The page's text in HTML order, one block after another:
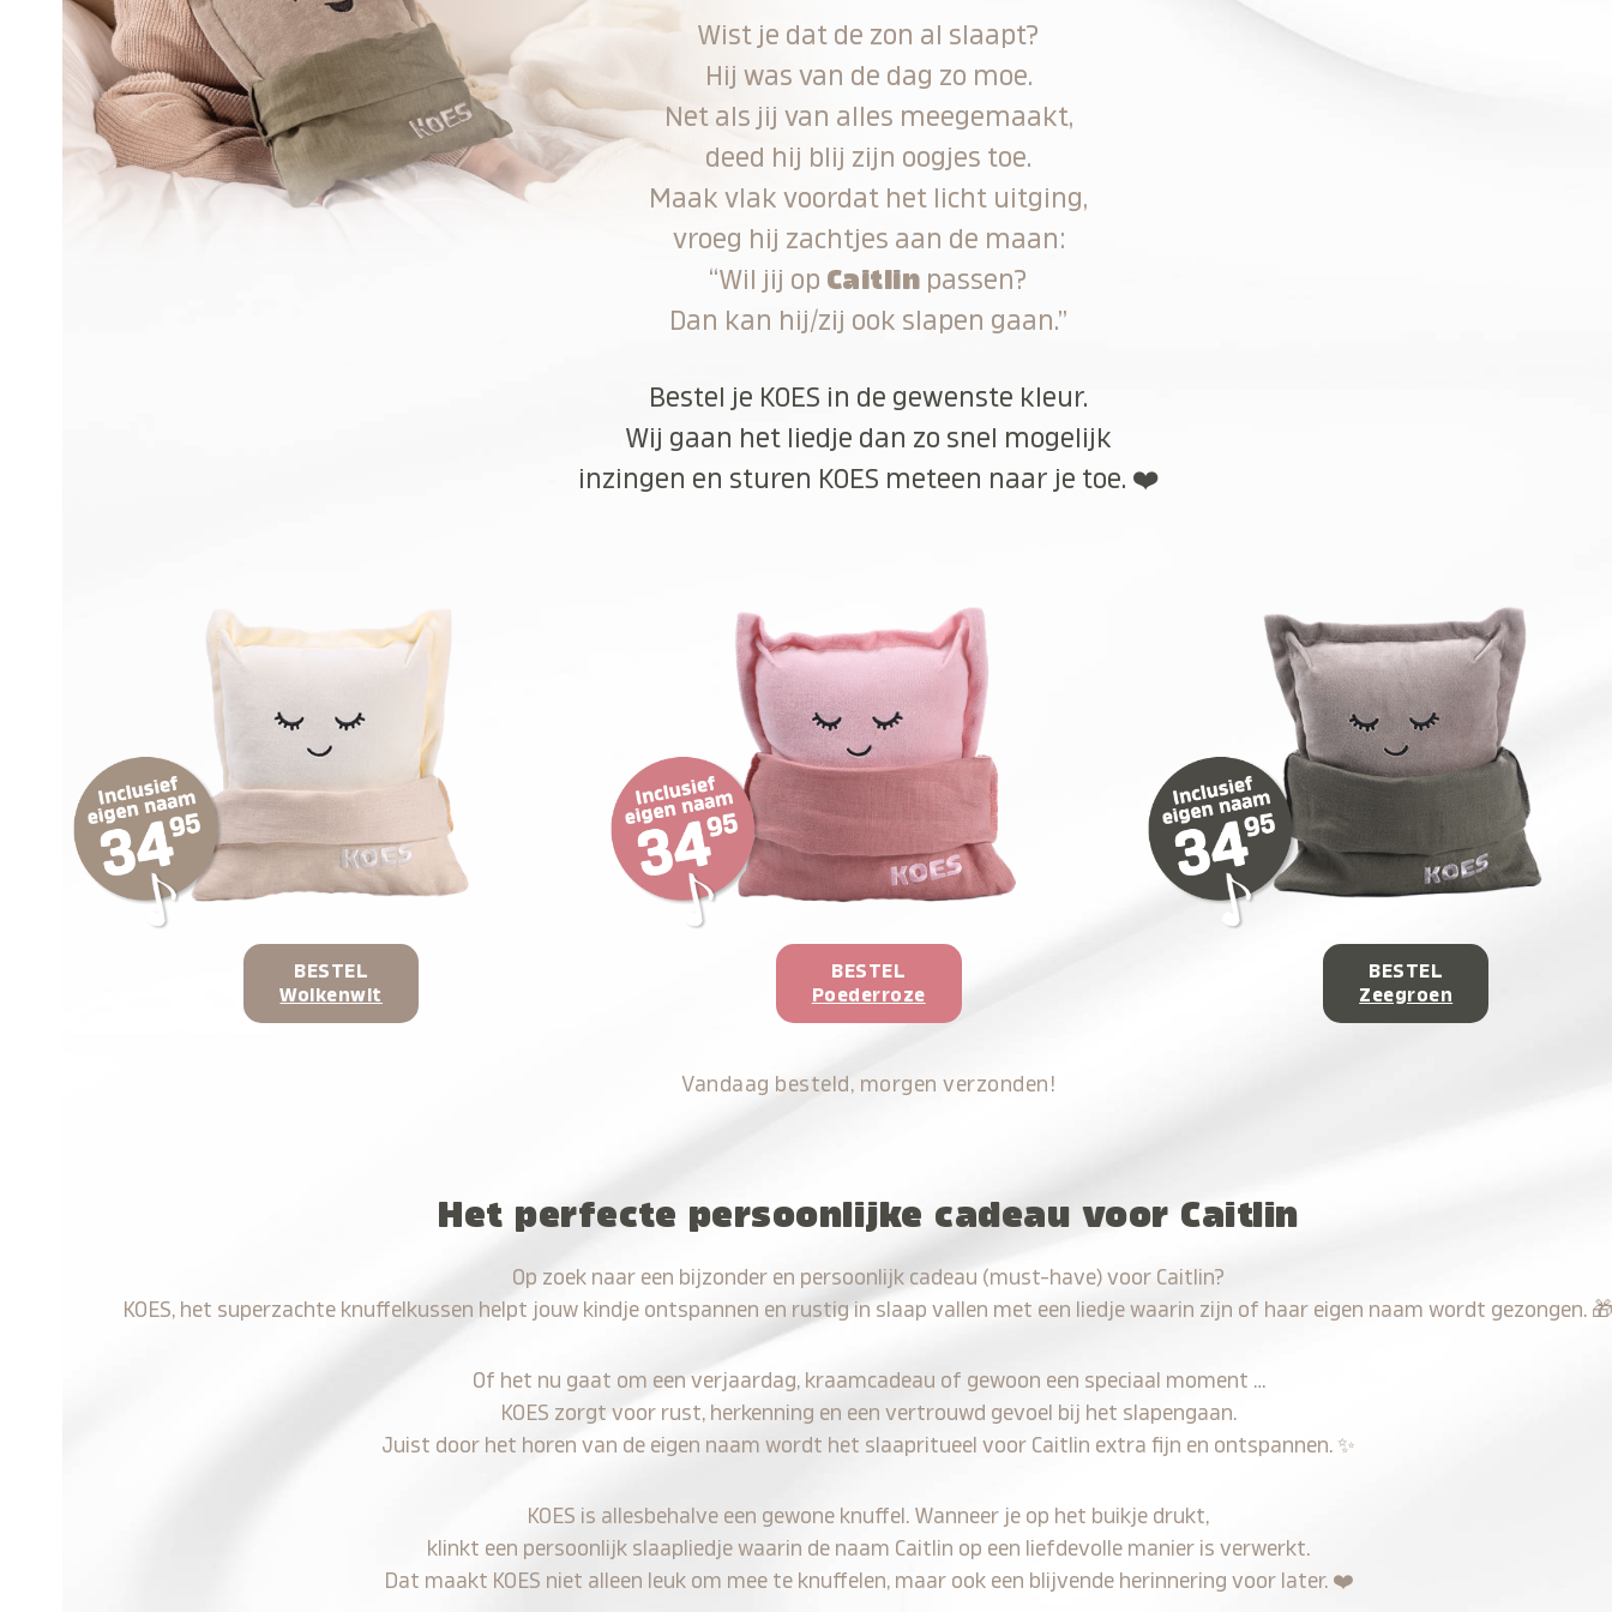
Wist je dat de zon al slaapt?
Hij was van de dag zo moe.
Net als jij van alles meegemaakt,
deed hij blij zijn oogjes toe.
Maak vlak voordat het licht uitging,
vroeg hij zachtjes aan de maan:
“Wil jij op Caitlin passen?
Dan kan hij/zij ook slapen gaan.”
Bestel je KOES in de gewenste kleur.
Wij gaan het liedje dan zo snel mogelijk
inzingen en sturen KOES meteen naar je toe. ❤️
BESTEL
Wolkenwit
BESTEL
Poederroze
BESTEL
Zeegroen
Vandaag besteld, morgen verzonden!
Het perfecte persoonlijke cadeau voor Caitlin
Op zoek naar een bijzonder en persoonlijk cadeau (must-have) voor Caitlin?
KOES, het superzachte knuffelkussen helpt jouw kindje ontspannen en rustig in slaap vallen met een liedje waarin zijn of haar eigen naam wordt gezongen.
Of het nu gaat om een verjaardag, kraamcadeau of gewoon een speciaal moment …
KOES zorgt voor rust, herkenning en een vertrouwd gevoel bij het slapengaan.
Juist door het horen van de eigen naam wordt het slaapritueel voor Caitlin extra fijn en ontspannen. ✨
KOES is allesbehalve een gewone knuffel. Wanneer je op het buikje drukt,
klinkt een persoonlijk slaapliedje waarin de naam Caitlin op een liefdevolle manier is verwerkt.
Dat maakt KOES niet alleen leuk om mee te knuffelen, maar ook een blijvende herinnering voor later. ❤️